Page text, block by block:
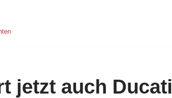
jetzt auch Ducati